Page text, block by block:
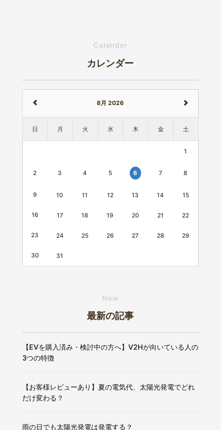
Calender
カレンダー
8月 2026
日 月 火 水 木 金 土
1
2 3 4 5 6 7 8
9 10 11 12 13 14 15
16 17 18 19 20 21 22
23 24 25 26 27 28 29
30 31
New
最新の記事
【EVを購入済み・検討中の方へ】V2Hが向いている人の
3つの特徴
【お客様レビューあり】夏の電気代、太陽光発電でどれ
だけ変わる？
雨の日でも太陽光発電は発電する？